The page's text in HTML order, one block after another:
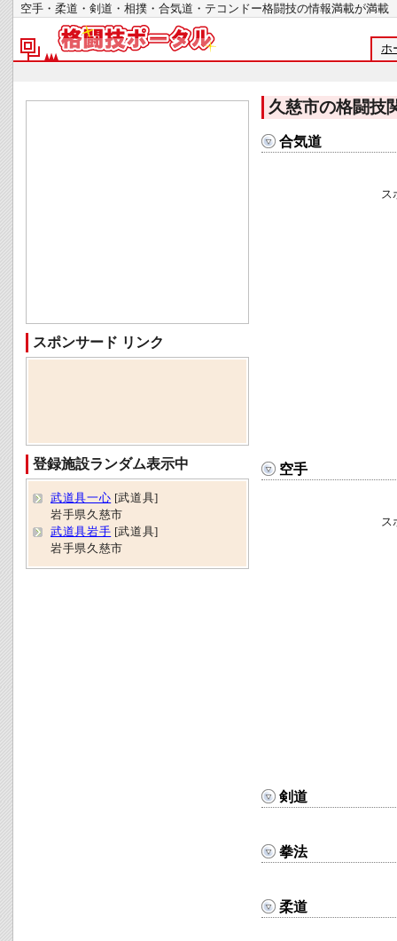
空手・柔道・剣道・相撲・合気道・テコンドー格闘技の情報満載が
ホ
久慈市の格闘技
合気道
ス
空手
ス
剣道
拳法
柔道
スポンサード リンク
登録施設ランダム表示中
武道具一心 [武道具]
岩手県久慈市
武道具岩手 [武道具]
岩手県久慈市